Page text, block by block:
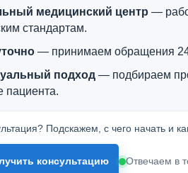
медицинский центр —
стандартам.
— принимаем обращения
подход— подбираем
пациента.
Подскажем, с чего начать и
консультацию Отвечаем в